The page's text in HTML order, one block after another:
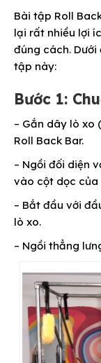
Bài tập Roll
lại rất nhiều lợi
đúng cách.
tập này:
Bước 1:
– Gắn dây lò xo
Roll Back Bar.
– Ngồi đối diện
vào cột dọc của
– Bắt đầu với
lò xo.
– Ngồi thẳng